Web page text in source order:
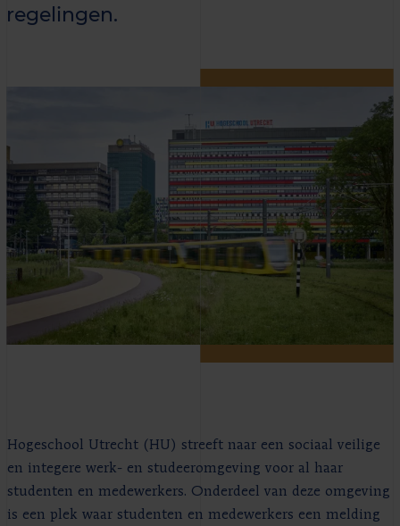
regelingen.
Hogeschool Utrecht (HU) streeft naar een sociaal veilige
en integere werk- en studeeromgeving voor al haar
studenten en medewerkers. Onderdeel van deze omgeving
is een plek waar studenten en medewerkers een melding